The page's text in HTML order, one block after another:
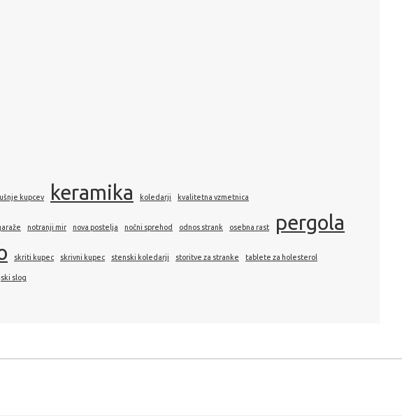
kupcev keramika koledarji kvalitetna vzmetnica
notranji mir nova postelja nočni sprehod odnos strank osebna rast pergola
skriti kupec skrivni kupec stenski koledarji storitve za stranke tablete za holesterol
slog